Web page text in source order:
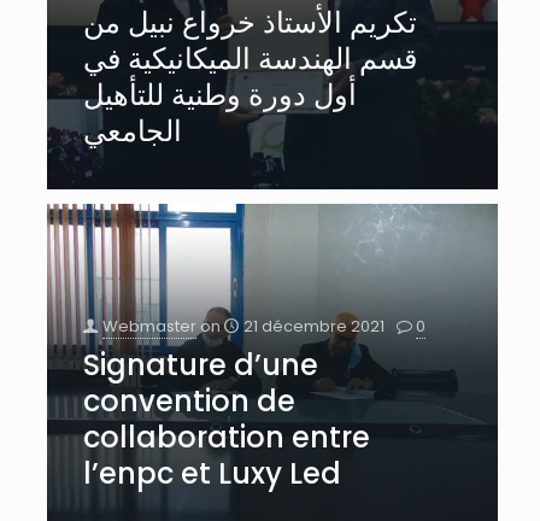
تكريم الأستاذ خرواع نبيل من
قسم الهندسة الميكانيكية في
أول دورة وطنية للتأهيل
الجامعي
Webmaster on 21 décembre 2021 0
Signature d’une
convention de
collaboration entre
l’enpc et Luxy Led